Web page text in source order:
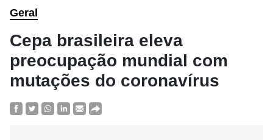
Geral
Cepa brasileira eleva
preocupação mundial com
mutações do coronavírus